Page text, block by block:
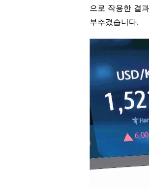
으로 작용한 결
부추겼습니다.